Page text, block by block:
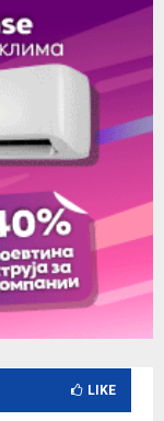
LIKE